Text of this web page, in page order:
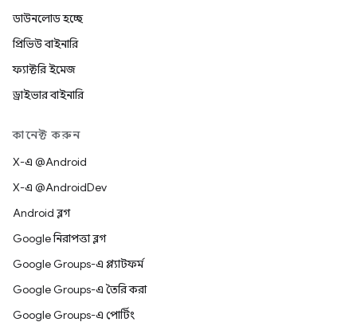
ডাউনলোড হচ্ছে
প্রিভিউ বাইনারি
ফ্যাক্টরি ইমেজ
ড্রাইভার বাইনারি
কানেক্ট করুন
X-এ @Android
X-এ @AndroidDev
Android ব্লগ
Google নিরাপত্তা ব্লগ
Google Groups-এ প্ল্যাটফর্ম
Google Groups-এ তৈরি করা
Google Groups-এ পোর্টিং